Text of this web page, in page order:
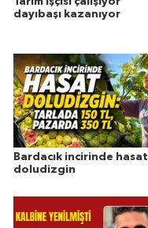
dayıbaşı kazanıyor
Bardacık incirinde hasat
doludizgin